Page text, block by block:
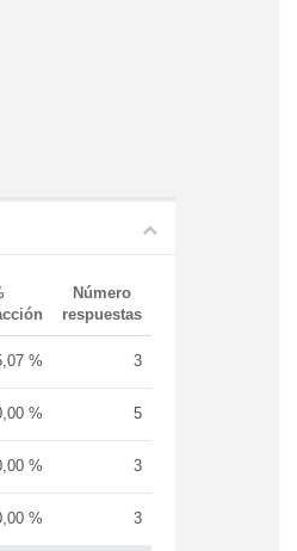
Número
respuestas
% 3
% 5
% 3
% 3